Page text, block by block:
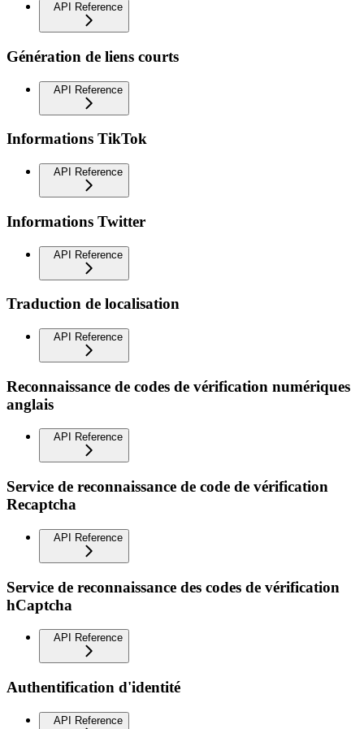
API Reference
Génération de liens courts
API Reference
Informations TikTok
API Reference
Informations Twitter
API Reference
Traduction de localisation
API Reference
Reconnaissance de codes de vérification numériques
anglais
API Reference
Service de reconnaissance de code de vérification
Recaptcha
API Reference
Service de reconnaissance des codes de vérification
hCaptcha
API Reference
Authentification d'identité
API Reference